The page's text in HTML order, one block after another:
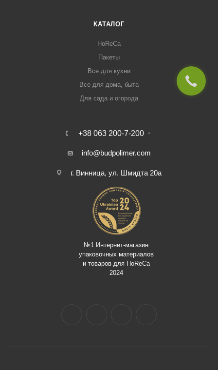
КАТАЛОГ
HoReCa
Пакеты
Все для кухни
Все для дома, быта
Для сада и огорода
+38 063 200-7-200
info@budpolimer.com
г. Винница, ул. Шмидта 20а
№1 Интернет-магазин
упаковочных материалов
и товаров для HoReCa
2024